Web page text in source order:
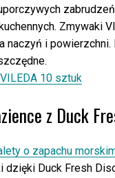
Zmywaki
i
10 sztuk
z Duck
dzięki Duck Fresh